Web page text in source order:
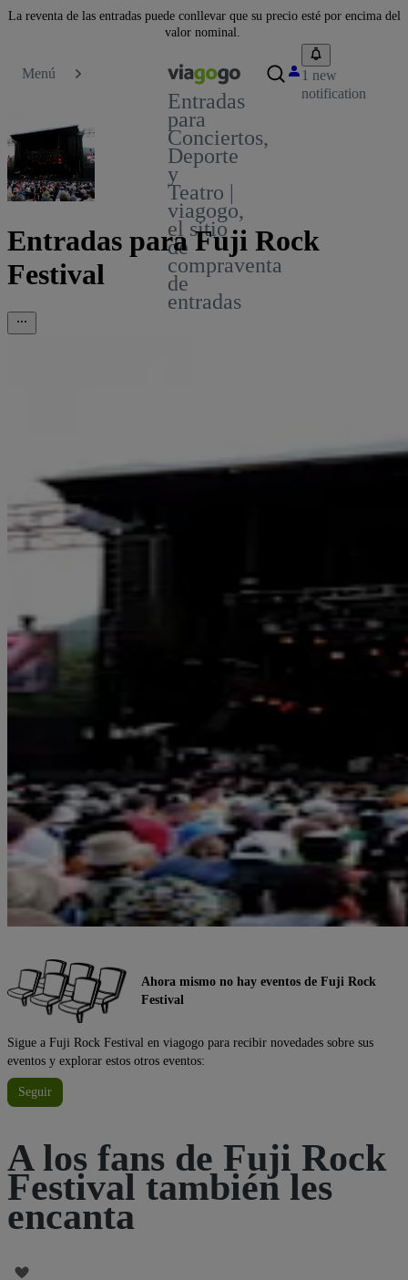
La reventa de las entradas puede conllevar que su precio esté por encima del
valor nominal.
Menú
Entradas
para
Conciertos,
Deporte
y
Teatro |
viagogo,
el sitio
de
compraventa
de
entradas
1 new
notification
Entradas para Fuji Rock
Festival
Ahora mismo no hay eventos de Fuji Rock
Festival
Sigue a Fuji Rock Festival en viagogo para recibir novedades sobre sus
eventos y explorar estos otros eventos:
Seguir
A los fans de Fuji Rock
Festival también les
encanta